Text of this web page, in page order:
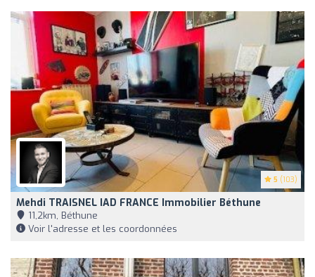
5 (103)
Mehdi TRAISNEL IAD FRANCE Immobilier Béthune
11,2km, Béthune
Voir l'adresse et les coordonnées